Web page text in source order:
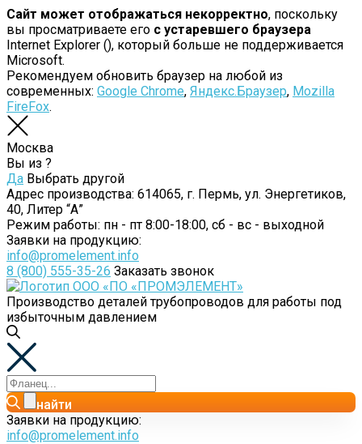
Сайт может отображаться некорректно, поскольку
вы просматриваете его с устаревшего браузера
Internet Explorer (), который больше не поддерживается
Microsoft.
Рекомендуем обновить браузер на любой из
современных: Google Chrome, Яндекс.Браузер, Mozilla
FireFox.
Москва
Вы из ?
Да Выбрать другой
Адрес производства: 614065, г. Пермь, ул. Энергетиков,
40, Литер “А”
Режим работы: пн - пт 8:00-18:00, сб - вс - выходной
Заявки на продукцию:
info@promelement.info
8 (800) 555-35-26 Заказать звонок
Производство деталей трубопроводов для работы под
избыточным давлением
найти
Заявки на продукцию:
info@promelement.info